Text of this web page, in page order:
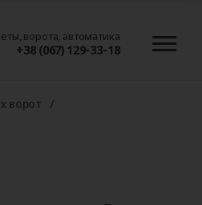
ворота, автоматика
+38 (067) 129-33-18
ворот